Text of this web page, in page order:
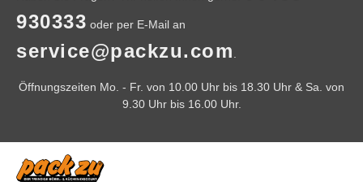
930333 oder per E-Mail an
service@packzu.com
Öffnungszeiten Mo. - Fr. von 10.00 Uhr bis 18.30 Uhr & Sa. von
9.30 Uhr bis 16.00 Uhr.